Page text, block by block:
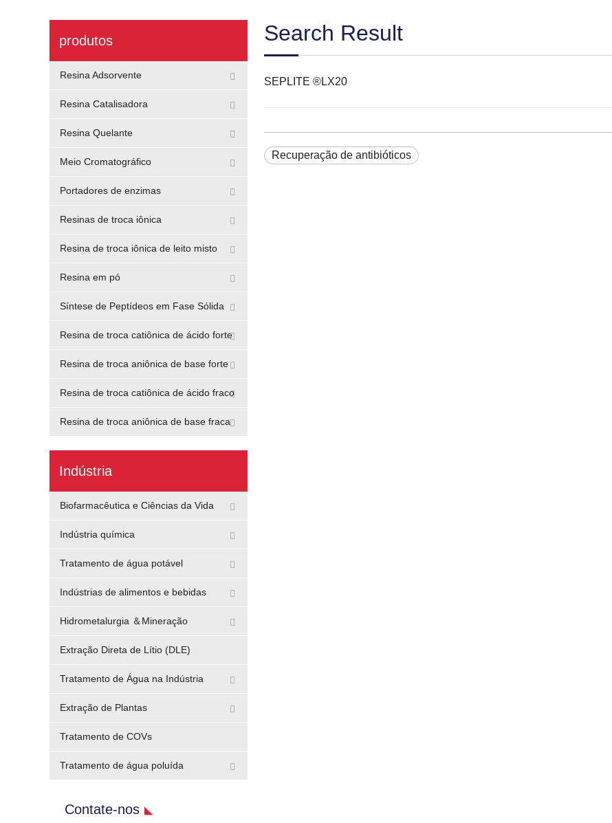
produtos
Resina Adsorvente
Resina Catalisadora
Resina Quelante
Meio Cromatográfico
Portadores de enzimas
Resinas de troca iônica
Resina de troca iônica de leito misto
Resina em pó
Síntese de Peptídeos em Fase Sólida
Resina de troca catiônica de ácido forte
Resina de troca aniônica de base forte
Resina de troca catiônica de ácido fraco
Resina de troca aniônica de base fraca
Indústria
Biofarmacêutica e Ciências da Vida
Indústria química
Tratamento de água potável
Indústrias de alimentos e bebidas
Hidrometalurgia ＆Mineração
Extração Direta de Lítio (DLE)
Tratamento de Água na Indústria
Extração de Plantas
Tratamento de COVs
Tratamento de água poluída
Contate-nos
Search Result
SEPLITE ®LX20
Recuperação de antibióticos